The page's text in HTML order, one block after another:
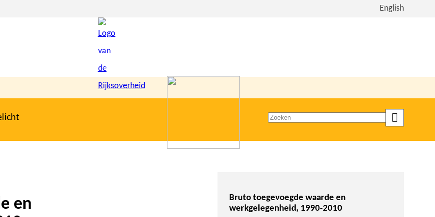
Bekijk
English
Zoeken
en
Bruto toegevoegde waarde en
werkgelegenheid, 1990-2010